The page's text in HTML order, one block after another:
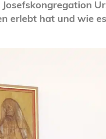
Josefskongregation
erlebt hat und wie